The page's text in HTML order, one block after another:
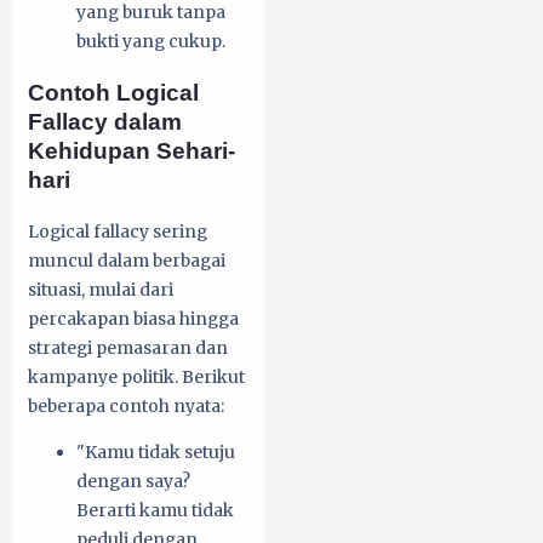
yang buruk tanpa
bukti yang cukup.
Contoh Logical
Fallacy dalam
Kehidupan Sehari-
hari
Logical fallacy sering
muncul dalam berbagai
situasi, mulai dari
percakapan biasa hingga
strategi pemasaran dan
kampanye politik. Berikut
beberapa contoh nyata:
"Kamu tidak setuju
dengan saya?
Berarti kamu tidak